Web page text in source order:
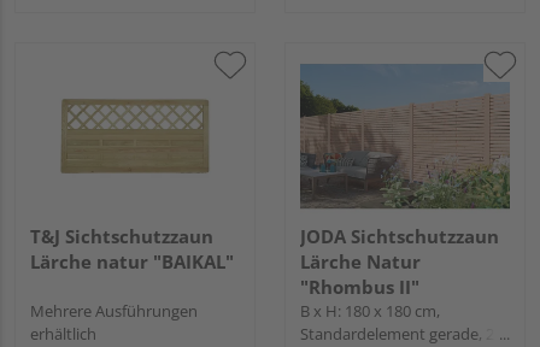
T&J Sichtschutzzaun
Lärche natur "BAIKAL"
Mehrere Ausführungen
erhältlich
JODA Sichtschutzzaun
Lärche Natur
"Rhombus II"
B x H: 180 x 180 cm,
Standardelement gerade, 28